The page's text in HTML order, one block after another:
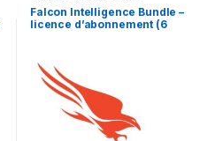
Falcon Intelligence Bundle –
licence d’abonnement (6